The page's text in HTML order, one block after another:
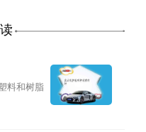
料和树脂